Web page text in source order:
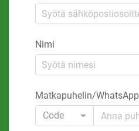
Nimi
Matkapuhelin/WhatsApp
Code